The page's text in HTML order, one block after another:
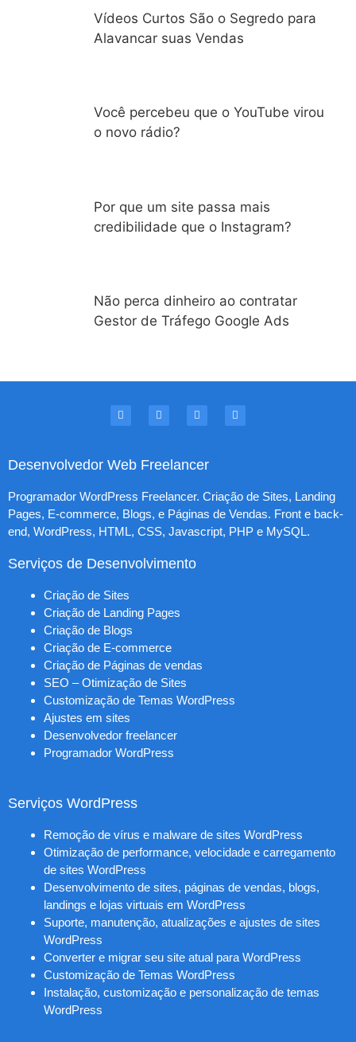
Vídeos Curtos São o Segredo para
Alavancar suas Vendas
Você percebeu que o YouTube virou
o novo rádio?
Por que um site passa mais
credibilidade que o Instagram?
Não perca dinheiro ao contratar
Gestor de Tráfego Google Ads
Desenvolvedor Web Freelancer
Programador WordPress Freelancer. Criação de Sites, Landing
Pages, E-commerce, Blogs, e Páginas de Vendas. Front e back-
end, WordPress, HTML, CSS, Javascript, PHP e MySQL.
Serviços de Desenvolvimento
Criação de Sites
Criação de Landing Pages
Criação de Blogs
Criação de E-commerce
Criação de Páginas de vendas
SEO – Otimização de Sites
Customização de Temas WordPress
Ajustes em sites
Desenvolvedor freelancer
Programador WordPress
Serviços WordPress
Remoção de vírus e malware de sites WordPress
Otimização de performance, velocidade e carregamento
de sites WordPress
Desenvolvimento de sites, páginas de vendas, blogs,
landings e lojas virtuais em WordPress
Suporte, manutenção, atualizações e ajustes de sites
WordPress
Converter e migrar seu site atual para WordPress
Customização de Temas WordPress
Instalação, customização e personalização de temas
WordPress